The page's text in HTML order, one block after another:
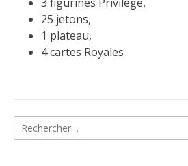
25 jetons,
1 plateau,
4 cartes Royales
Rechercher :